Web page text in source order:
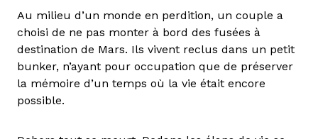
Au milieu d’un monde en perdition, un couple a
choisi de ne pas monter à bord des fusées à
destination de Mars. Ils vivent reclus dans un petit
bunker, n’ayant pour occupation que de préserver
la mémoire d’un temps où la vie était encore
possible.